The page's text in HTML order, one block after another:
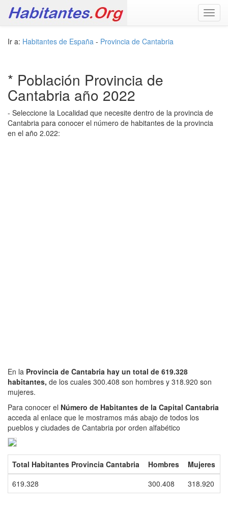
Ir a: Habitantes de España - Provincia de Cantabria
* Población Provincia de
Cantabria año 2022
- Seleccione la Localidad que necesite dentro de la provincia de
Cantabria para conocer el número de habitantes de la provincia
en el año 2.022:
En la Provincia de Cantabria hay un total de 619.328
habitantes, de los cuales 300.408 son hombres y 318.920 son
mujeres.
Para conocer el Número de Habitantes de la Capital Cantabria
acceda al enlace que le mostramos más abajo de todos los
pueblos y ciudades de Cantabria por orden alfabético
Total Habitantes Provincia Cantabria Hombres
Mujeres
619.328
300.408 318.920